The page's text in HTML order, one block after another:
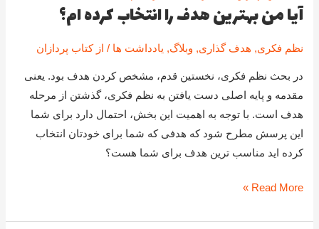
آیا من بهترین هدف را انتخاب کرده ام؟
نظم فکری, هدف گذاری, وبلاگ, یادداشت ها / از کتاب پردازان
در بحث نظم فکری، نخستین قدم، مشخص کردن هدف بود. یعنی
مقدمه و پایه اصلی دست یافتن به نظم فکری، گذشتن از مرحله
هدف است. با توجه به اهمیت این بخش، احتمال دارد برای شما
این پرسش مطرح شود که هدفی که شما برای خودتان انتخاب
کرده اید مناسب ترین هدف برای شما هست؟
آیا
بهترین
انتخاب
کرده
ام؟
Read More »